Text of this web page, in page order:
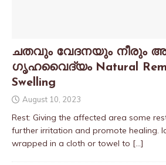
ചതവും വേദനയും നീരും
ഗൃഹവൈദ്യം Natural
Swelling
August 10, 2023
Rest: Giving the affected area some
further irritation and promote healing.
wrapped in a cloth or towel to […]